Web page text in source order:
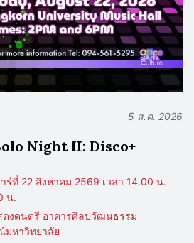
5 ส.ค. 2026
Night II: Disco+
ร์ที่ 22 สิงหาคม 2569 เวลา 14.00 น.
น.
ดงดนตรี อาคารศิลปวัฒนธรรม
มหาวิทยาลัย